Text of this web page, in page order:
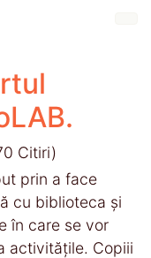
Citiri)
prin a face
cu biblioteca și
în care se vor
activitățile. Copiii